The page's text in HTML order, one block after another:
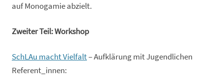
auf Monogamie abzielt.
Zweiter Teil: Workshop
SchLAu macht Vielfalt– Aufklärung mit Jugendlichen
Referent_innen: